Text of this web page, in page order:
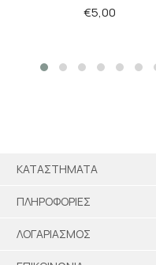
€5,00
ΠΡΟΣΘΗΚΗ
ΚΑΤΑΣΤΗΜΑΤΑ
ΠΛΗΡΟΦΟΡΙΕΣ
ΛΟΓΑΡΙΑΣΜΟΣ